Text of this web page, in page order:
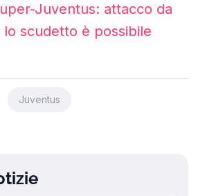
Juventus: attacco da
lo scudetto è possibile
Juventus